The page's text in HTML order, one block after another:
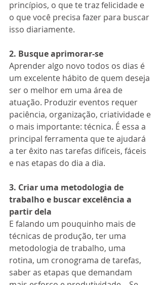
princípios, o que te traz felicidade e
o que você precisa fazer para buscar
isso diariamente.
2. Busque aprimorar-se
Aprender algo novo todos os dias é
um excelente hábito de quem deseja
ser o melhor em uma área de
atuação. Produzir eventos requer
paciência, organização, criatividade e
o mais importante: técnica. É essa a
principal ferramenta que te ajudará
a ter êxito nas tarefas difíceis, fáceis
e nas etapas do dia a dia.
3. Criar uma metodologia de
trabalho e buscar excelência a
partir dela
E falando um pouquinho mais de
técnicas de produção, ter uma
metodologia de trabalho, uma
rotina, um cronograma de tarefas,
saber as etapas que demandam